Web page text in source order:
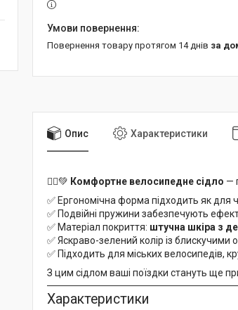
повернення товару протягом 14 днів за
Опис Характеристики
🚴‍♀️💚 Комфортне велосипедне сідло —
✅ Ергономічна форма підходить як для
✅ Подвійні пружини забезпечують
✅ Матеріал покриття: штучна шкіра з
✅ Яскраво-зелений колір із
✅ Підходить для міських велосипедів,
З цим сідлом ваші поїздки стануть ще
Характеристики